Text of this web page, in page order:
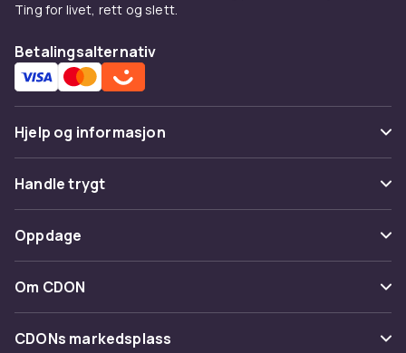
Ting for livet, rett og slett.
Betalingsalternativ
Hjelp og informasjon
Vanlige spørsmål
Spor pakke
Angre & returner her
Kontakt oss
Handle trygt
Betaling
Levering
Tilbakekallinger
Oppdage
Kategorier
Varemerker
Om CDON
Om oss
CDONs markedsplass